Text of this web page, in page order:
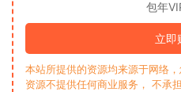
包年
立即
本站所提供的资源均来源于网络
资源不提供任何商业服务， 不承